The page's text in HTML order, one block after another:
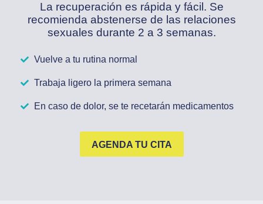
La recuperación es rápida y fácil. Se
recomienda abstenerse de las relaciones
sexuales durante 2 a 3 semanas.
Vuelve a tu rutina normal
Trabaja ligero la primera semana
En caso de dolor, se te recetarán medicamentos
AGENDA TU CITA